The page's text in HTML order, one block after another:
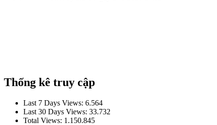
Thống kê truy cập
Last 7 Days Views: 6.564
Last 30 Days Views: 33.732
Total Views: 1.150.845